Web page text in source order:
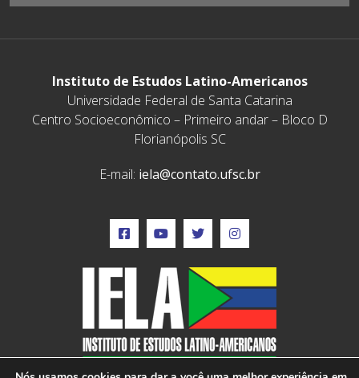
Instituto de Estudos Latino-Americanos
Universidade Federal de Santa Catarina
Centro Socioeconômico – Primeiro andar – Bloco D
Florianópolis SC
E-mail: iela@contato.ufsc.br